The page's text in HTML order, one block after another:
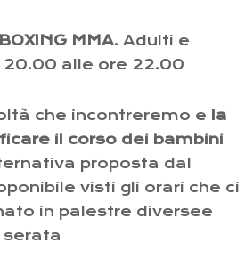
MMA. Adulti e
alle ore 22.00
che incontreremo e la
il corso dei bambini
proposta dal
visti gli orari che ci
in palestre diversee